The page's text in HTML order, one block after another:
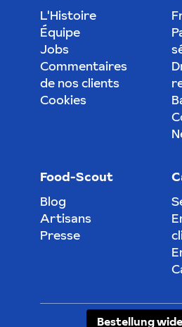
L'Histoire
Équipe
Jobs
Commentaires
de nos clients
Cookies
Food-Scout
Blog
Artisans
Presse
Bestellung